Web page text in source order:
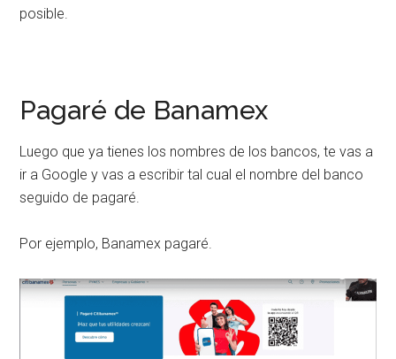
posible.
Pagaré de Banamex
Luego que ya tienes los nombres de los bancos, te vas a
ir a Google y vas a escribir tal cual el nombre del banco
seguido de pagaré.
Por ejemplo, Banamex pagaré.